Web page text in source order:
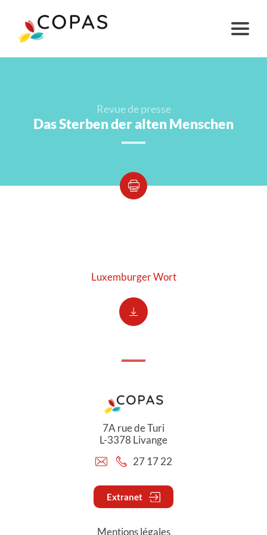
Revue de presse
Das Sterben der alten Menschen
Luxemburger Wort
7A rue de Turi
L-3378 Livange
27 17 22
Extranet
Mentions légales